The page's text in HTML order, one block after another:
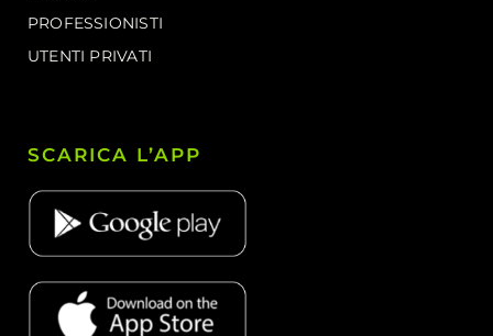
PROFESSIONISTI
UTENTI PRIVATI
SCARICA L’APP